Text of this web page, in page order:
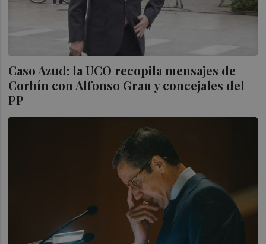
Caso Azud: la UCO recopila mensajes de
Corbín con Alfonso Grau y concejales del
PP